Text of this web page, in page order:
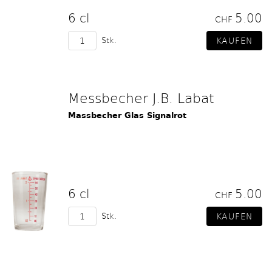
6 cl CHF 5.00
Stk.
Messbecher J.B. Labat
Massbecher Glas Signalrot
6 cl CHF 5.00
Stk.